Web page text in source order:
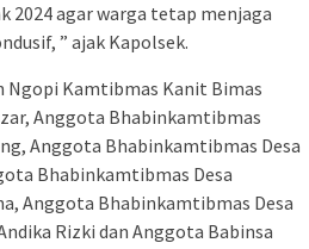
2024 agar warga tetap menjaga
” ajak Kapolsek.
Ngopi Kamtibmas Kanit Bimas
Anggota Bhabinkamtibmas
Anggota Bhabinkamtibmas Desa
Bhabinkamtibmas Desa
Anggota Bhabinkamtibmas Desa
Rizki dan Anggota Babinsa